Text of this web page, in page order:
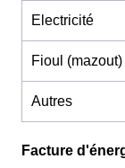
Electricité
Fioul (mazout)
Autres
Facture